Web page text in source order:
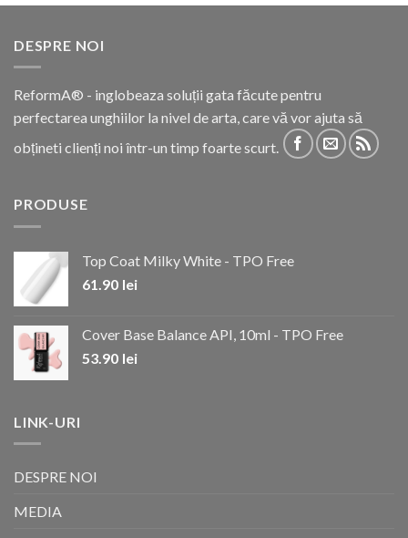
DESPRE NOI
ReformA® - inglobeaza soluții gata făcute pentru
perfectarea unghiilor la nivel de arta, care vă vor ajuta să
obțineti clienți noi într-un timp foarte scurt.
PRODUSE
Top Coat Milky White - TPO Free
61.90 lei
Cover Base Balance API, 10ml - TPO Free
53.90 lei
LINK-URI
DESPRE NOI
MEDIA